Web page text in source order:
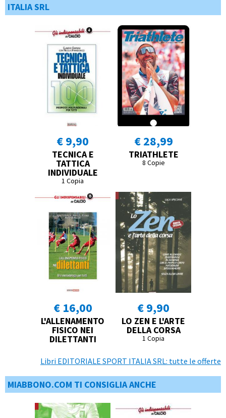
ITALIA SRL
€ 9,90
TECNICA E
TATTICA
INDIVIDUALE
1 Copia
€ 28,99
TRIATHLETE
8 Copie
€ 16,00
L'ALLENAMENTO
FISICO NEI
DILETTANTI
€ 9,90
LO ZEN E L'ARTE
DELLA CORSA
1 Copia
Libri EDITORIALE SPORT ITALIA SRL: tutte le offerte
MIABBONO.COM TI CONSIGLIA ANCHE